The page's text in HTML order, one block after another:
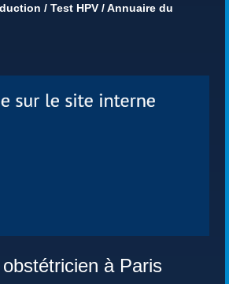
/ Test HPV /Annuaire du
à Paris